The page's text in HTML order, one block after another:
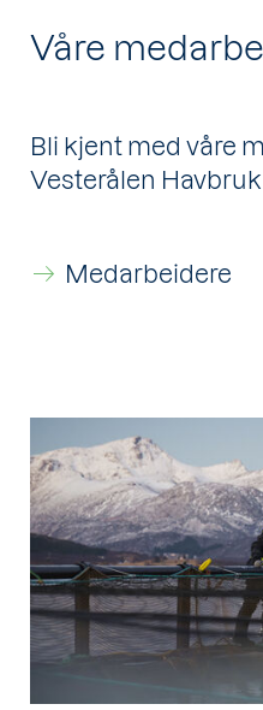
Våre
Bli kjent med våre
Vesterålen Havbruk
Medarbeidere